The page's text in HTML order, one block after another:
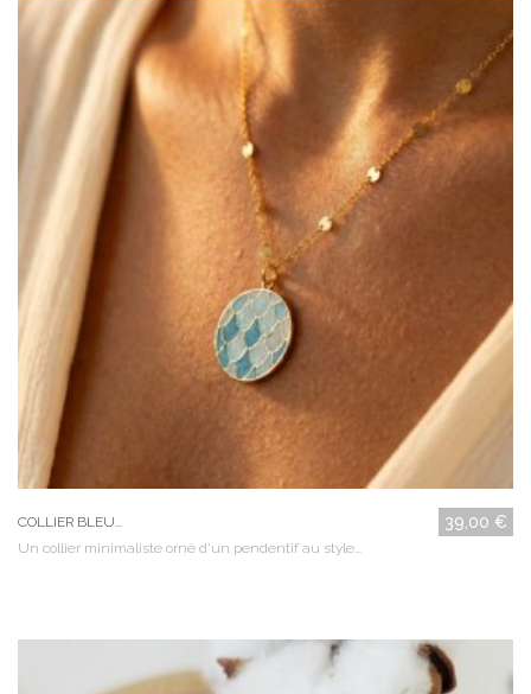
COLLIER BLEU... 39,00 €
Un collier minimaliste orné d'un pendentif au style...